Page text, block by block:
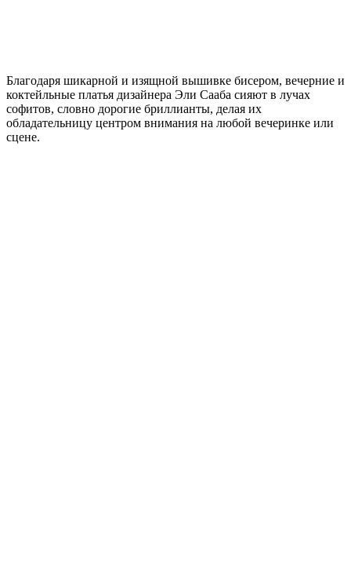
Благодаря шикарной и изящной вышивке бисером, вечерние и
коктейльные платья дизайнера Эли Сааба сияют в лучах
софитов, словно дорогие бриллианты, делая их
обладательницу центром внимания на любой вечеринке или
сцене.